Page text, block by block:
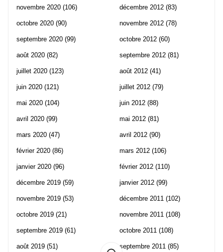
novembre 2020 (106)
octobre 2020 (90)
septembre 2020 (99)
août 2020 (82)
juillet 2020 (123)
juin 2020 (121)
mai 2020 (104)
avril 2020 (99)
mars 2020 (47)
février 2020 (86)
janvier 2020 (96)
décembre 2019 (59)
novembre 2019 (53)
octobre 2019 (21)
septembre 2019 (61)
août 2019 (51)
décembre 2012 (83)
novembre 2012 (78)
octobre 2012 (60)
septembre 2012 (81)
août 2012 (41)
juillet 2012 (79)
juin 2012 (88)
mai 2012 (81)
avril 2012 (90)
mars 2012 (106)
février 2012 (110)
janvier 2012 (99)
décembre 2011 (102)
novembre 2011 (108)
octobre 2011 (108)
septembre 2011 (85)